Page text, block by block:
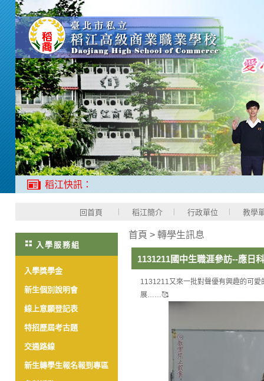
稻江快訊：
回首頁 稻江簡介 行政單位 教學
入學服務組
入學獎學金
新生個別說明會
線上意願登記表
特招歷屆考古題
交通路線
新生轉學生報名報到專區
首頁 > 轉學生訊息
1131211國中生職涯參訪--應日
1131211又來一批對聲優有興趣的可
展……🥰